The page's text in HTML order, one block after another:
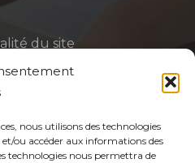
nous utilisons des technologies
ou accéder aux informations des
technologies nous permettra de
du site
données de la CPTS